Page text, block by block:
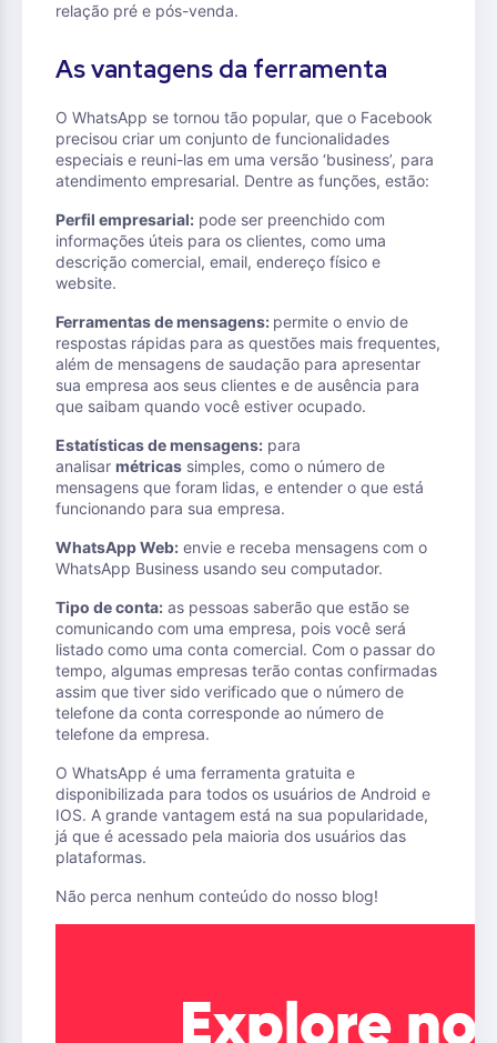
relação pré e pós-venda.
As vantagens da ferramenta
O WhatsApp se tornou tão popular, que o Facebook
precisou criar um conjunto de funcionalidades
especiais e reuni-las em uma versão ‘business’, para
atendimento empresarial. Dentre as funções, estão:
Perfil empresarial: pode ser preenchido com
informações úteis para os clientes, como uma
descrição comercial, email, endereço físico e
website.
Ferramentas de mensagens: permite o envio de
respostas rápidas para as questões mais frequentes,
além de mensagens de saudação para apresentar
sua empresa aos seus clientes e de ausência para
que saibam quando você estiver ocupado.
Estatísticas de mensagens: para
analisar métricas simples, como o número de
mensagens que foram lidas, e entender o que está
funcionando para sua empresa.
WhatsApp Web: envie e receba mensagens com o
WhatsApp Business usando seu computador.
Tipo de conta: as pessoas saberão que estão se
comunicando com uma empresa, pois você será
listado como uma conta comercial. Com o passar do
tempo, algumas empresas terão contas confirmadas
assim que tiver sido verificado que o número de
telefone da conta corresponde ao número de
telefone da empresa.
O WhatsApp é uma ferramenta gratuita e
disponibilizada para todos os usuários de Android e
IOS. A grande vantagem está na sua popularidade,
já que é acessado pela maioria dos usuários das
plataformas.
Não perca nenhum conteúdo do nosso blog!